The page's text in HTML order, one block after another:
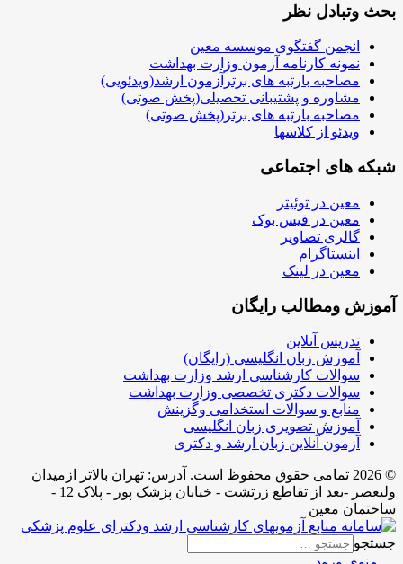
بحث وتبادل نظر
انجمن گفتگوی موسسه معین
نمونه کارنامه آزمون وزارت بهداشت
مصاحبه بارتبه های برترآزمون ارشد(ویدئویی)
مشاوره و پشتیبانی تحصیلی(پخش صوتی)
مصاحبه بارتبه های برتر(پخش صوتی)
ویدئو از کلاسها
شبکه های اجتماعی
معین در توئیتر
معین در فیس بوک
گالری تصاویر
اینستاگرام
معین در لینک
آموزش ومطالب رایگان
تدریس آنلاین
آموزش زبان انگلیسی (رایگان)
سوالات کارشناسی ارشد وزارت بهداشت
سوالات دکتری تخصصی وزارت بهداشت
منابع و سوالات استخدامی وگزینش
آموزش تصویری زبان انگلیسی
آزمون آنلاین زبان ارشد و دکتری
© 2026 تمامی حقوق محفوظ است. آدرس:‌ تهران بالاتر ازمیدان
ولیعصر -بعد از تقاطع زرتشت - خیابان پزشک پور - پلاک 12 -
ساختمان معین
جستجو